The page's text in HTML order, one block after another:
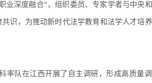
业深度融合”，组织委员、专家学者与中央
识，为推动新时代法学教育和法学人才培
率队在江西开展了自主调研，形成高质量